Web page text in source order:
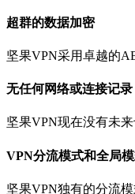
超群的数据加密
坚果VPN采用卓越的
无任何网络或连接记录
坚果VPN现在没有未
VPN分流模式和全局
坚果VPN独有的分流